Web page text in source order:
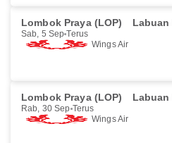
Lombok Praya (LOP)
Sab, 5 Sep Terus
Wings Air
Lombok Praya (LOP)
Rab, 30 Sep Terus
Wings Air